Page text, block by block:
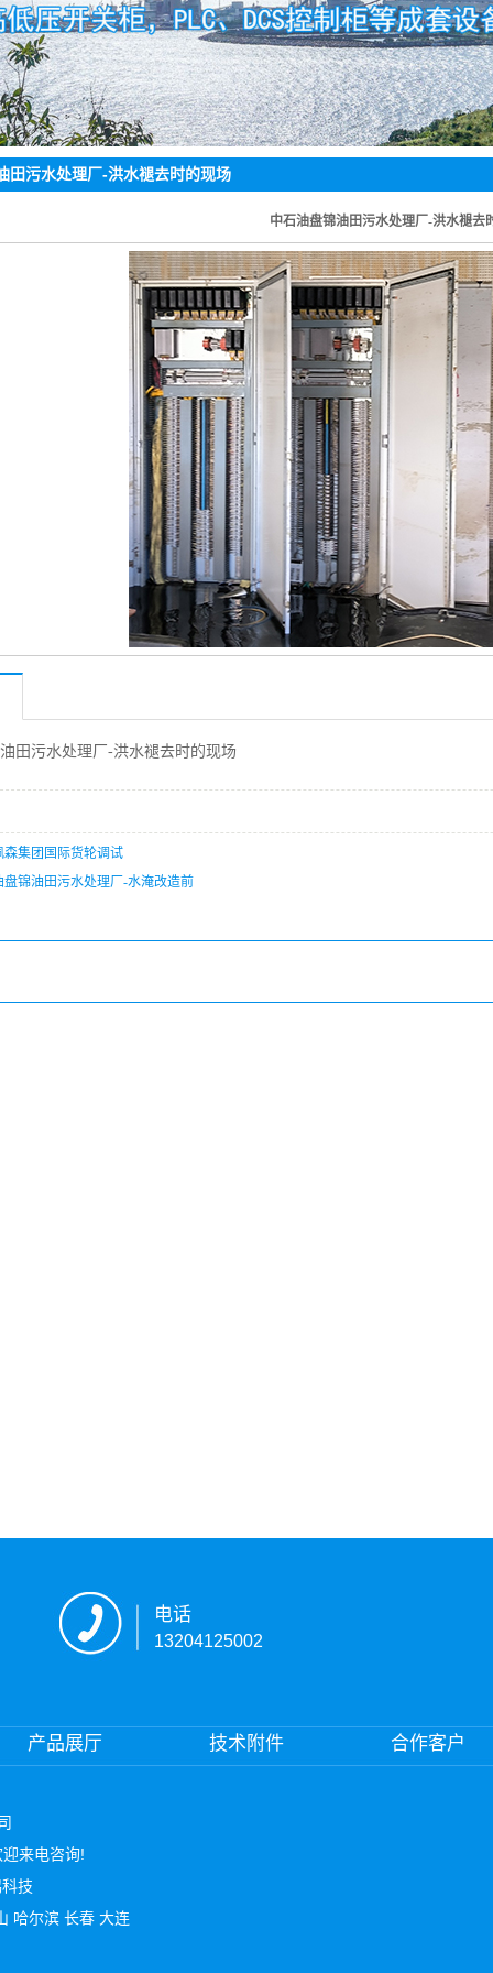
高压开关柜
箱式变电站
直流屏
RTU柜
其他
田污水处理厂-洪水褪去时的现场
中石油盘锦油田污水处理厂-洪水褪去
田污水处理厂-洪水褪去时的现场
森集团国际货轮调试
盘锦油田污水处理厂-水淹改造前
电话
13204125002
产品展厅 技术附件 合作客户
来电咨询!
技
哈尔滨 长春 大连